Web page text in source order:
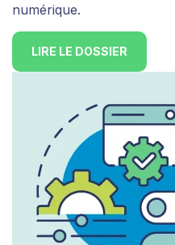
numérique.
LIRE LE DOSSIER